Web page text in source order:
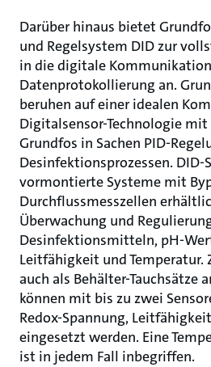
Darüber hinaus bietet
und Regelsystem DID zur
in die digitale
Datenprotokollierung an.
beruhen auf einer idealen
Digitalsensor-Technologie
Grundfos in Sachen PID-
Desinfektionsprozessen. DID-
vormontierte Systeme mit
Durchflussmesszellen
Überwachung und
Desinfektionsmitteln, pH-
Leitfähigkeit und Temperatur.
auch als Behälter-Tauchsätze
können mit bis zu zwei
Redox-Spannung,
eingesetzt werden. Eine
ist in jedem Fall inbegriffen.